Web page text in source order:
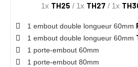
1x TH25 / 1x TH27 / 1x
1 embout double longueur 60mm
1 embout double longueur 60mm
1 porte-embout 60mm
1 porte-embout 80mm